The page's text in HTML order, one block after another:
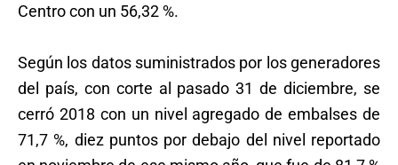
Centro con un 56,32 %.
Según los datos suministrados por los generadores
del país, con corte al pasado 31 de diciembre, se
cerró 2018 con un nivel agregado de embalses de
71,7 %, diez puntos por debajo del nivel reportado